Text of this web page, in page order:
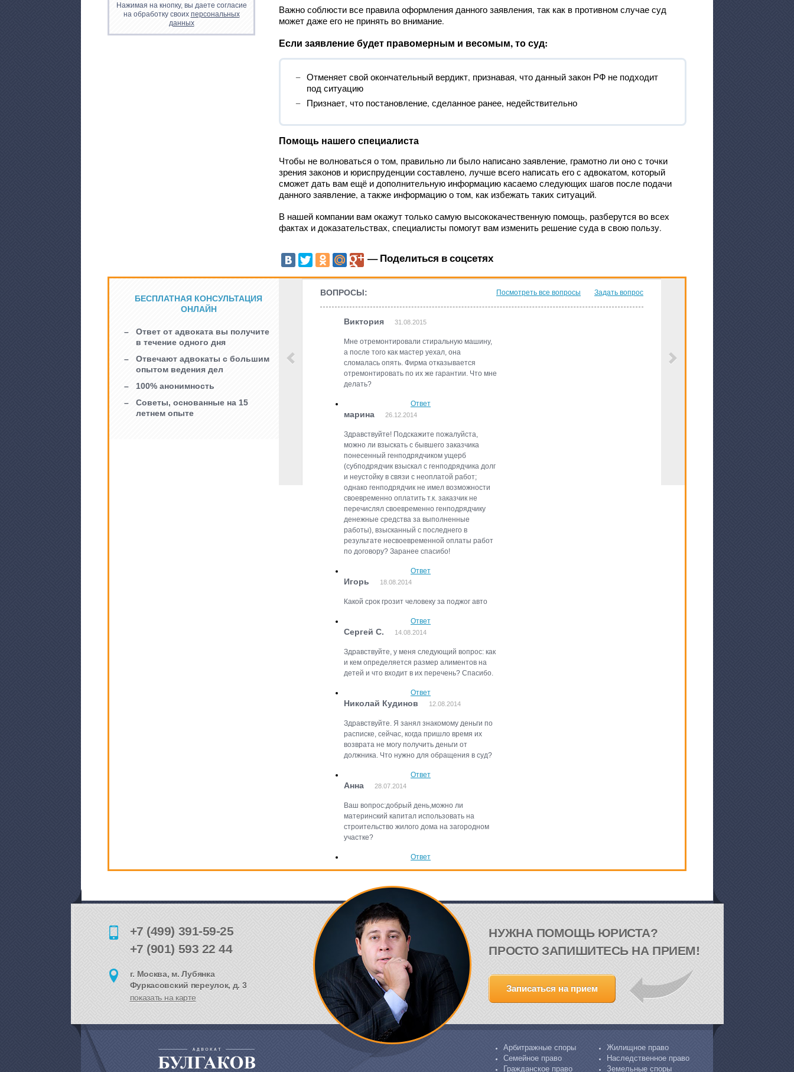
Важно соблюсти все правила оформления данного заявления, так как в противном случае суд
может даже его не принять во внимание.
Если заявление будет правомерным и весомым, то суд:
Отменяет свой окончательный вердикт, признавая, что данный закон РФ не подходит
под ситуацию
Признает, что постановление, сделанное ранее, недействительно
Помощь нашего специалиста
Чтобы не волноваться о том, правильно ли было написано заявление, грамотно ли оно с точки
зрения законов и юриспруденции составлено, лучше всего написать его с адвокатом, который
сможет дать вам ещё и дополнительную информацию касаемо следующих шагов после подачи
данного заявление, а также информацию о том, как избежать таких ситуаций.
В нашей компании вам окажут только самую высококачественную помощь, разберутся во всех
фактах и доказательствах, специалисты помогут вам изменить решение суда в свою пользу.
— Поделиться в соцсетях
Нажимая на кнопку, вы даете согласие
на обработку своих персональных
данных
БЕСПЛАТНАЯ КОНСУЛЬТАЦИЯ
ОНЛАЙН
Ответ от адвоката вы получите
в течение одного дня
Отвечают адвокаты с большим
опытом ведения дел
100% анонимность
Советы, основанные на 15
летнем опыте
ВОПРОСЫ: Посмотреть все вопросы Задать вопрос
Виктория 31.08.2015
Мне отремонтировали стиральную машину,
а после того как мастер уехал, она
сломалась опять. Фирма отказывается
отремонтировать по их же гарантии. Что мне
делать?
Ответ
марина 26.12.2014
Здравствуйте! Подскажите пожалуйста,
можно ли взыскать с бывшего заказчика
понесенный генподрядчиком ущерб
(субподрядчик взыскал с генподрядчика долг
и неустойку в связи с неоплатой работ;
однако генподрядчик не имел возможности
своевременно оплатить т.к. заказчик не
перечислял своевременно генподрядчику
денежные средства за выполненные
работы), взысканный с последнего в
результате несвоевременной оплаты работ
по договору? Заранее спасибо!
Ответ
Игорь 18.08.2014
Какой срок грозит человеку за поджог авто
Ответ
Сергей С. 14.08.2014
Здравствуйте, у меня следующий вопрос: как
и кем определяется размер алиментов на
детей и что входит в их перечень? Спасибо.
Ответ
Николай Кудинов 12.08.2014
Здравствуйте. Я занял знакомому деньги по
расписке, сейчас, когда пришло время их
возврата не могу получить деньги от
должника. Что нужно для обращения в суд?
Ответ
Анна 28.07.2014
Ваш вопрос:добрый день,можно ли
материнский капитал использовать на
строительство жилого дома на загородном
участке?
Ответ
+7 (499) 391-59-25
+7 (901) 593 22 44
г. Москва, м. Лубянка
Фуркасовский переулок, д. 3
показать на карте
НУЖНА ПОМОЩЬ ЮРИСТА?
ПРОСТО ЗАПИШИТЕСЬ НА ПРИЕМ!
Записаться на прием
Арбитражные споры
Семейное право
Гражданское право
Жилищное право
Наследственное право
Земельные споры